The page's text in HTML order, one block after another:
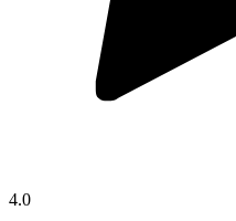
4.0